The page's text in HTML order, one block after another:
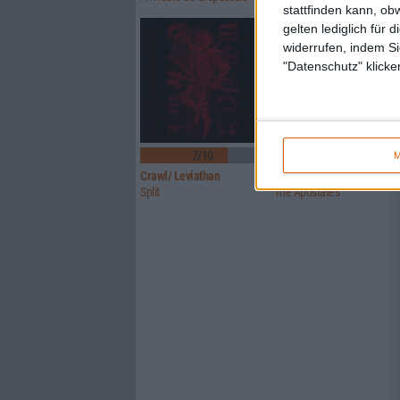
stattfinden kann,
gelten lediglich für
widerrufen, indem
"Datenschutz"
7/10
Crawl/ Leviathan
Split
Glorior Belli
The Apostates